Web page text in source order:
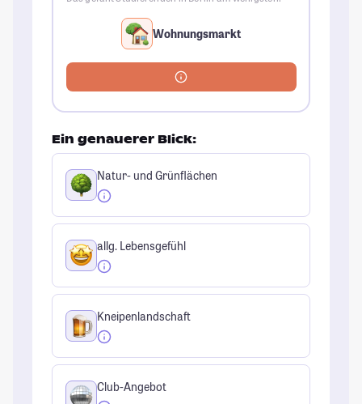
Wohnungsmarkt
Ein genauerer Blick:
Natur- und Grünflächen
allg. Lebensgefühl
Kneipenlandschaft
Club-Angebot